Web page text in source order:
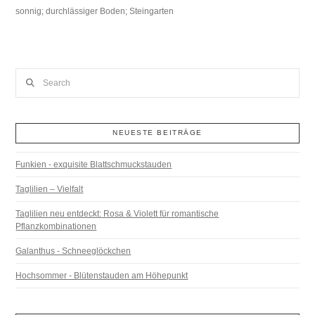
sonnig; durchlässiger Boden; Steingarten
NEUESTE BEITRÄGE
Funkien - exquisite Blattschmuckstauden
Taglilien – Vielfalt
Taglilien neu entdeckt: Rosa & Violett für romantische
Pflanzkombinationen
Galanthus - Schneeglöckchen
Hochsommer - Blütenstauden am Höhepunkt